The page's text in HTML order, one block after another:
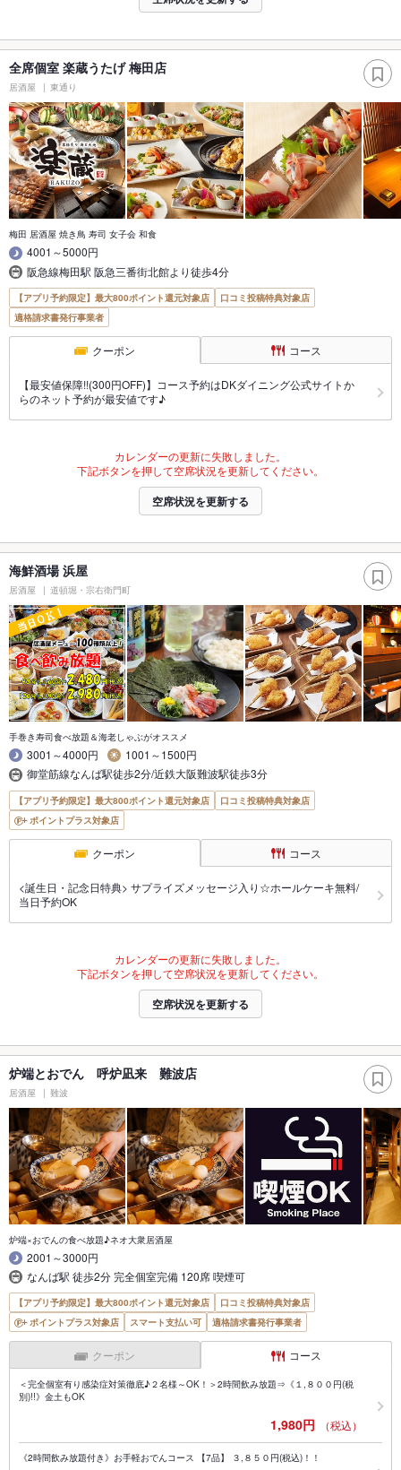
全席個室 楽蔵うたげ 梅田店
居酒屋 東通り
梅田 居酒屋 焼き鳥 寿司 女子会 和食
4001～5000円
阪急線梅田駅 阪急三番街北館より徒歩4分
【アプリ予約限定】最大800ポイント還元対象店
口コミ投稿特典対象店
適格請求書発行事業者
クーポン コース
【最安値保障!!(300円OFF)】コース予約はDKダイニング公式サイトか
らのネット予約が最安値です♪
カレンダーの更新に失敗しました。
下記ボタンを押して空席状況を更新してください。
空席状況を更新する
海鮮酒場 浜屋
居酒屋 道頓堀・宗右衛門町
手巻き寿司食べ放題＆海老しゃぶがオススメ
3001～4000円
1001～1500円
御堂筋線なんば駅徒歩2分/近鉄大阪難波駅徒歩3分
【アプリ予約限定】最大800ポイント還元対象店
口コミ投稿特典対象店
ポイントプラス対象店
クーポン コース
<誕生日・記念日特典> サプライズメッセージ入り☆ホールケーキ無料/
当日予約OK
カレンダーの更新に失敗しました。
下記ボタンを押して空席状況を更新してください。
空席状況を更新する
炉端とおでん 呼炉凪来 難波店
居酒屋 難波
炉端×おでんの食べ放題♪ネオ大衆居酒屋
2001～3000円
なんば駅 徒歩2分 完全個室完備 120席 喫煙可
【アプリ予約限定】最大800ポイント還元対象店
口コミ投稿特典対象店
ポイントプラス対象店
スマート支払い可 適格請求書発行事業者
クーポン コース
＜完全個室有り感染症対策徹底♪２名様～OK！＞2時間飲み放題⇒《１,８００円(税
別)!!》金土もOK
1,980円 （税込）
《2時間飲み放題付き》お手軽おでんコース 【7品】 ３,８５０円(税込)！！